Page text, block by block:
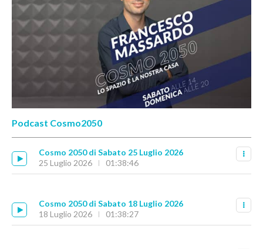
Podcast Cosmo2050
Cosmo 2050 di Sabato 25 Luglio 2026
25 Luglio 2026
01:38:46
Cosmo 2050 di Sabato 18 Luglio 2026
18 Luglio 2026
01:38:27